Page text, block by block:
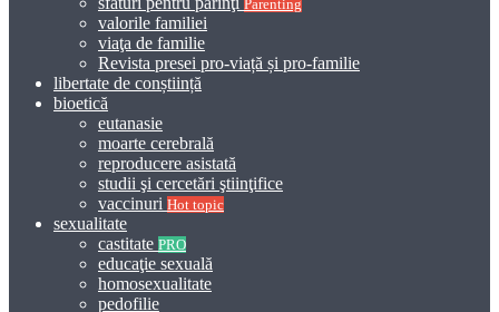
Parenting
valorile familiei
viaţa de familie
Revista presei pro-viață și pro-familie
libertate de conștiință
bioetică
eutanasie
moarte cerebrală
reproducere asistată
studii şi cercetări ştiinţifice
vaccinuri Hot topic
sexualitate
castitate PRO
educaţie sexuală
homosexualitate
pedofilie